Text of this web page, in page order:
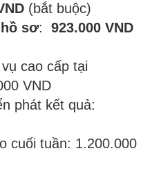
(bắt buộc)
sơ: 923.000 VND
cao cấp tại
VND
phát kết quả:
cuối tuần: 1.200.000